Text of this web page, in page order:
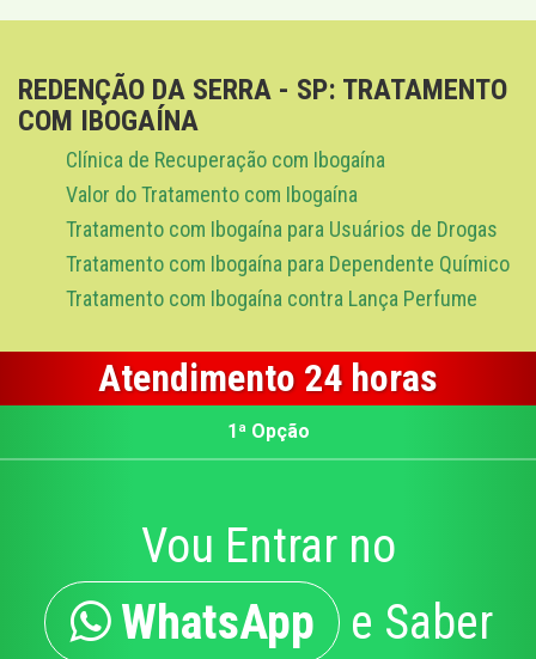
REDENÇÃO DA SERRA - SP: TRATAMENTO
COM IBOGAÍNA
Clínica de Recuperação com Ibogaína
Valor do Tratamento com Ibogaína
Tratamento com Ibogaína para Usuários de Drogas
Tratamento com Ibogaína para Dependente Químico
Tratamento com Ibogaína contra Lança Perfume
Atendimento 24 horas
1ª Opção
Vou Entrar no
WhatsApp e Saber